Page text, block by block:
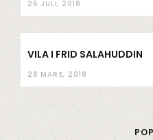
26 JULI, 2018
VILA I FRID SALAHUDDIN
28 MARS, 2018